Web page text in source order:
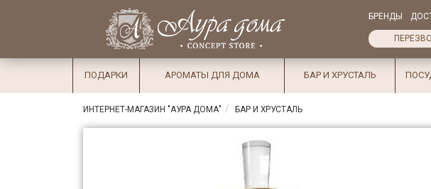
Избранное
×
СалоныДоставка
Оплата
Подарки
Ароматы
для дома
БРЕНДЫ
ПОДАРКИ АРОМАТЫ ДЛЯ ДОМА БАР И ХРУСТАЛЬ
ИНТЕРНЕТ-МАГАЗИН "АУРА ДОМА" БАР И ХРУСТАЛЬ